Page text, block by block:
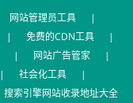
网站管理员工具
|
| 免费的CDN工具
|
| 网站广告管家
|
| 社会化工具
|
搜索引擎网站收录地址大全